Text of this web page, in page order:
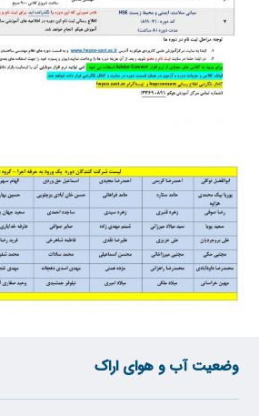
وضعیت آب و هوای اراک